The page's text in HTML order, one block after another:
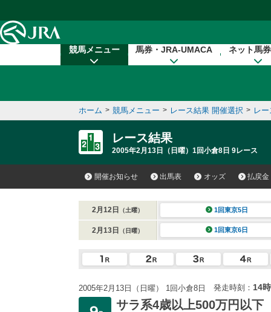
競馬メニュー 馬券・JRA-UMACA ネット馬
ホーム > 競馬メニュー > レース結果 開催選択 > レ
レース結果
2005年2月13日（日曜）1回小倉8日 9レース
開催お知らせ 出馬表 オッズ 払戻金
2月12日 （土曜） 1回東京5日
2月13日 （日曜） 1回東京6日
2005年2月13日（日曜） 1回小倉8日 発走時刻： 14
サラ系4歳以上500万円以下